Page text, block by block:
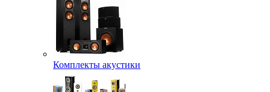
Комплекты акустики